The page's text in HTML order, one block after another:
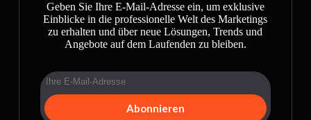
Geben Sie Ihre E-Mail-Adresse ein, um exklusive
Einblicke in die professionelle Welt des Marketings
zu erhalten und über neue Lösungen, Trends und
Angebote auf dem Laufenden zu bleiben.
Abonnieren